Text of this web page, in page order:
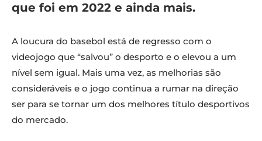
que foi em 2022 e ainda mais.
A loucura do basebol está de regresso com o
videojogo que “salvou” o desporto e o elevou a um
nível sem igual. Mais uma vez, as melhorias são
consideráveis e o jogo continua a rumar na direção
ser para se tornar um dos melhores título desportivos
do mercado.